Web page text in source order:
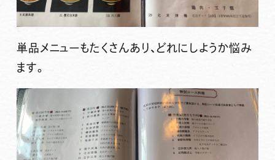
単品メニューもたくさんあり、どれにしようか悩み
ます。